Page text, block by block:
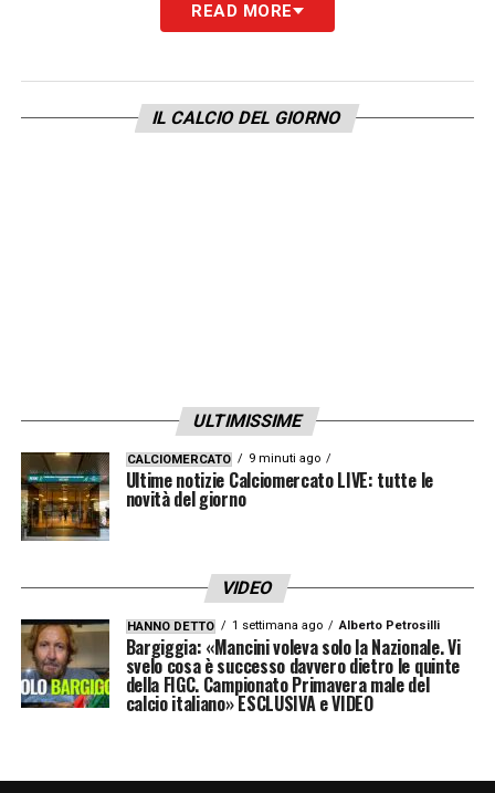
Chivu perplesso per un fallo di Mkhitaryan su
era stato aggredito a sua volta. Lamentele
anche di Barella per un intervento da dietro
nessuna sanzione. Bravo Bisseck a
respingere un cross di Cambiaghi pericoloso
tenendo le mani dietro la schiena. Anche
nella ripresa sono 5 i minutio extra-time,
spiegabili con le sostituzioni e la revisione
Var. Gara esemplare per correttezza:
chiude i 100 minuti complessivi senza
estrarre mai un cartellino!20 i falli: 12 i
nerazzurri, 8 i rossoblu.
READ MORE
IL CALCIO DEL GIORNO
ULTIMISSIME
CALCIOMERCATO 9 minuti ago
Ultime notizie Calciomercato LIVE: tutte le
novità del giorno
VIDEO
HANNO DETTO 1 settimana ago Alberto Petrosilli
Bargiggia: «Mancini voleva solo la Nazionale. Vi
svelo cosa è successo davvero dietro le quinte
della FIGC. Campionato Primavera male del
calcio italiano» ESCLUSIVA e VIDEO